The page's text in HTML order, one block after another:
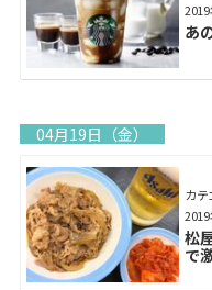
あ
04月19日（金）
カテ
松
で